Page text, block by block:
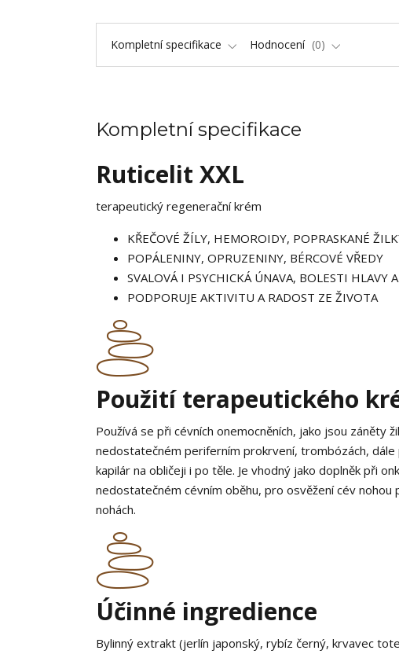
Kompletní specifikace Hodnocení 0
Kompletní specifikace
Ruticelit XXL
terapeutický regenerační krém
KŘEČOVÉ ŽÍLY, HEMOROIDY, POPRASKANÉ
POPÁLENINY, OPRUZENINY, BÉRCOVÉ VŘEDY
SVALOVÁ I PSYCHICKÁ ÚNAVA, BOLESTI HLAVY
PODPORUJE AKTIVITU A RADOST ZE ŽIVOTA
Použití terapeutického
Používá se při cévních onemocněních, jako jsou
nedostatečném periferním prokrvení, trombózách, dále
kapilár na obličeji i po těle. Je vhodný jako doplněk při
nedostatečném cévním oběhu, pro osvěžení cév
nohách.
Účinné ingredience
Bylinný extrakt (jerlín japonský, rybíz černý, krvavec